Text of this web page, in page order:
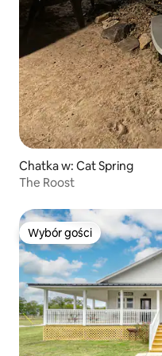
Chatka w: Cat Spring
The Roost
Wybór gości
Wybór gości